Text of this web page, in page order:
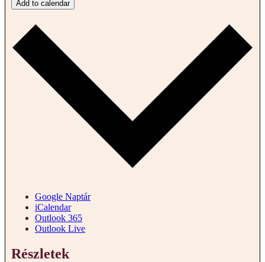
Add to calendar
Google Naptár
iCalendar
Outlook 365
Outlook Live
Részletek